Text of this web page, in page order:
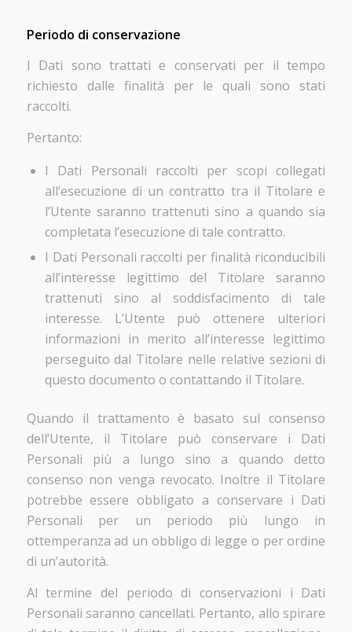
Periodo di conservazione
I Dati sono trattati e conservati per il tempo
richiesto dalle finalità per le quali sono stati
raccolti.
Pertanto:
I Dati Personali raccolti per scopi collegati
all’esecuzione di un contratto tra il Titolare e
l’Utente saranno trattenuti sino a quando sia
completata l’esecuzione di tale contratto.
I Dati Personali raccolti per finalità riconducibili
all’interesse legittimo del Titolare saranno
trattenuti sino al soddisfacimento di tale
interesse. L’Utente può ottenere ulteriori
informazioni in merito all’interesse legittimo
perseguito dal Titolare nelle relative sezioni di
questo documento o contattando il Titolare.
Quando il trattamento è basato sul consenso
dell’Utente, il Titolare può conservare i Dati
Personali più a lungo sino a quando detto
consenso non venga revocato. Inoltre il Titolare
potrebbe essere obbligato a conservare i Dati
Personali per un periodo più lungo in
ottemperanza ad un obbligo di legge o per ordine
di un’autorità.
Al termine del periodo di conservazioni i Dati
Personali saranno cancellati. Pertanto, allo spirare